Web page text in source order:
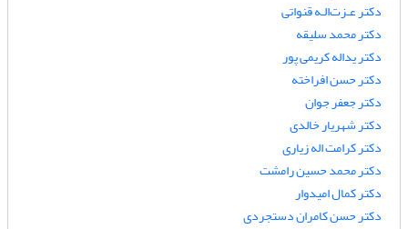
دکتر عـزت‌الـه قنواتی
دکتر محمد سلیقه
دکتر یداله کریمی پور
دکتر حسن افراخته
دکتر جعفر جوان
دکتر شهریار خالدی
دکتر کرامت اله زیاری
دکتر محمد حسین رامشت
دکتر کمال امیدوار
دکتر حسن کامران دستجردی